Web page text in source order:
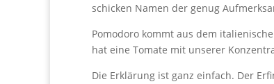
schicken Namen der genug
Pomodoro kommt aus dem
hat eine Tomate mit unserer
Die Erklärung ist ganz einfach. Der